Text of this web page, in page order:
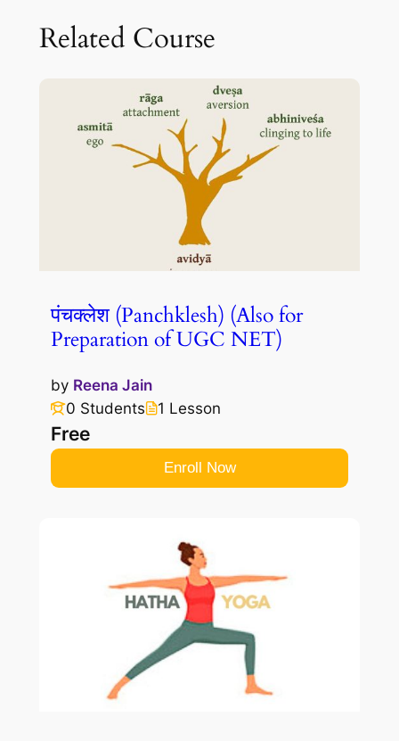
Related Course
पंचक्लेश (Panchklesh) (Also for
Preparation of UGC NET)
by Reena Jain
0 Students
1 Lesson
Free
Enroll Now